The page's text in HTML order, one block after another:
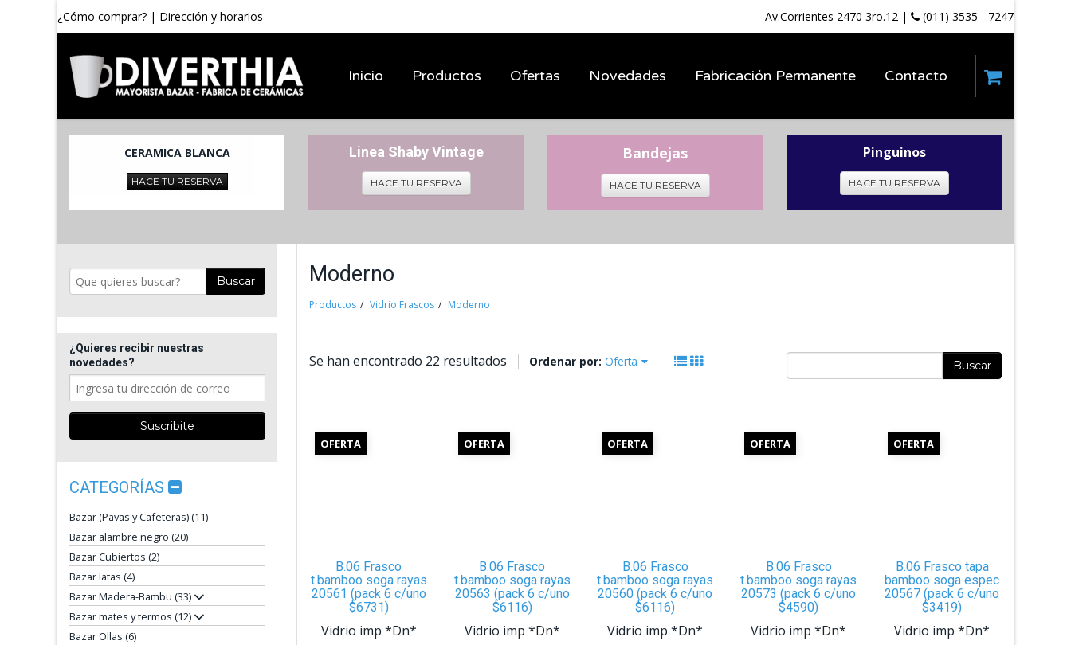
¿Cómo comprar? | Dirección y horarios Av.Corrientes 2470 3ro.12 | (011) 3535 - 7247
Inicio Productos Ofertas Novedades Fabricación Permanente Contacto
CERAMICA BLANCA
HACE TU RESERVA
Linea Shaby Vintage
HACE TU RESERVA
Bandejas
HACE TU RESERVA
Pinguinos
HACE TU RESERVA
Buscar
¿Quieres recibir nuestras
novedades?
CATEGORÍAS
Bazar (Pavas y Cafeteras) (11)
Bazar alambre negro (20)
Bazar Cubiertos (2)
Bazar latas (4)
Bazar Madera-Bambu (33)
Bazar mates y termos (12)
Bazar Ollas (6)
Moderno
Productos Vidrio.Frascos Moderno
Se han encontrado 22 resultados Ordenar por: Oferta Buscar
OFERTA
B.06 Frasco
t.bamboo soga rayas
20561 (pack 6 c/uno
$6731)
Vidrio imp *Dn*
OFERTA
B.06 Frasco
t.bamboo soga rayas
20563 (pack 6 c/uno
$6116)
Vidrio imp *Dn*
OFERTA
B.06 Frasco
t.bamboo soga rayas
20560 (pack 6 c/uno
$6116)
Vidrio imp *Dn*
OFERTA
B.06 Frasco
t.bamboo soga rayas
20573 (pack 6 c/uno
$4590)
Vidrio imp *Dn*
OFERTA
B.06 Frasco tapa
bamboo soga espec
20567 (pack 6 c/uno
$3419)
Vidrio imp *Dn*